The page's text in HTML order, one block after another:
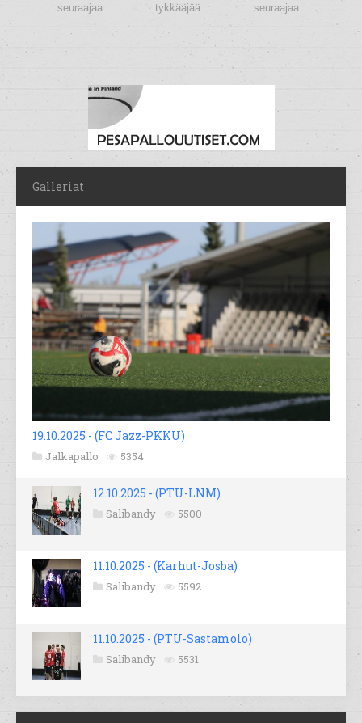
seuraajaa tykkääjää seuraajaa
Galleriat
19.10.2025 - (FC Jazz-PKKU)
Jalkapallo 5354
12.10.2025 - (PTU-LNM)
Salibandy 5500
11.10.2025 - (Karhut-Josba)
Salibandy 5592
11.10.2025 - (PTU-Sastamolo)
Salibandy 5531